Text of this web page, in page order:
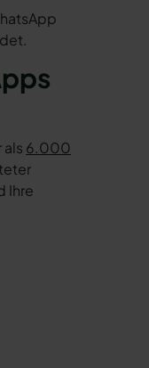
6.000
Ihre